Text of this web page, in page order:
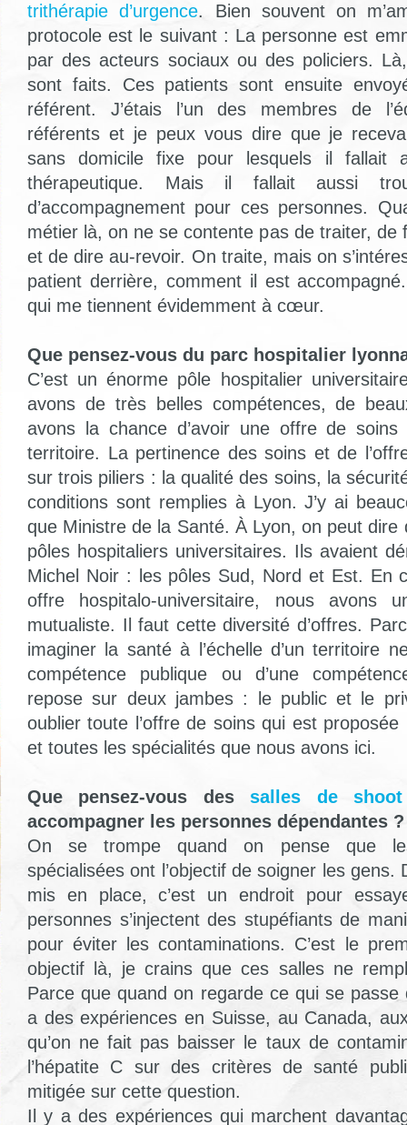
trithérapie d’urgence. Bien souvent on
protocole est le suivant : La personne est
par des acteurs sociaux ou des policiers.
sont faits. Ces patients sont ensuite
référent. J’étais l’un des membres de
référents et je peux vous dire que je
sans domicile fixe pour lesquels il fallait
thérapeutique. Mais il fallait aussi
d’accompagnement pour ces personnes.
métier là, on ne se contente pas de traiter, de
et de dire au-revoir. On traite, mais on
patient derrière, comment il est
qui me tiennent évidemment à cœur.
Que pensez-vous du parc hospitalier
C’est un énorme pôle hospitalier
avons de très belles compétences, de
avons la chance d’avoir une offre de
territoire. La pertinence des soins et de
sur trois piliers : la qualité des soins, la
conditions sont remplies à Lyon. J’y ai
que Ministre de la Santé. À Lyon, on peut dire
pôles hospitaliers universitaires. Ils avaient
Michel Noir : les pôles Sud, Nord et Est. En
offre hospitalo-universitaire, nous avons
mutualiste. Il faut cette diversité d’offres.
imaginer la santé à l’échelle d’un territoire
compétence publique ou d’une
repose sur deux jambes : le public et le
oublier toute l’offre de soins qui est
et toutes les spécialités que nous avons ici.
Que pensez-vous dessalles de shoot
accompagner les personnes dépendantes ?
On se trompe quand on pense que
spécialisées ont l’objectif de soigner les gens.
mis en place, c’est un endroit pour
personnes s’injectent des stupéfiants de
pour éviter les contaminations. C’est le
objectif là, je crains que ces salles ne
Parce que quand on regarde ce qui se
a des expériences en Suisse, au Canada,
qu’on ne fait pas baisser le taux de
l’hépatite C sur des critères de santé
mitigée sur cette question.
Il y a des expériences qui marchent